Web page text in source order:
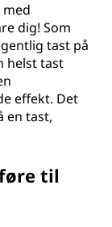
dig! Som
tast på
helst tast
effekt. Det
en tast,
til